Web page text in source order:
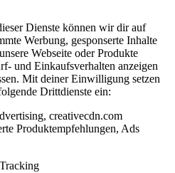
Dienste können wir dir auf
Werbung, gesponserte Inhalte
Webseite oder Produkte
und Einkaufsverhalten anzeigen
Mit deiner Einwilligung setzen
Drittdienste ein:
creativecdn.com
Produktempfehlungen, Ads